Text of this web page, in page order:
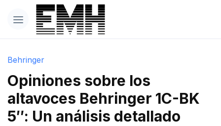
Behringer
Opiniones sobre los
altavoces Behringer 1C-BK
5″: Un análisis detallado